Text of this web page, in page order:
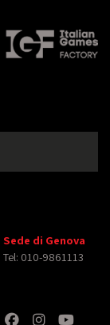
Sede di Genova
Tel: 010-9861113